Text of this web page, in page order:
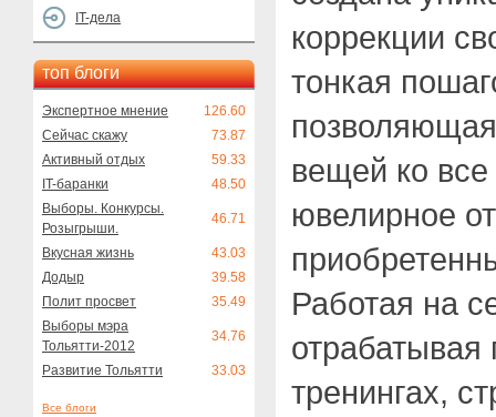
IT-дела
топ блоги
Экспертное мнение
126.60
Сейчас скажу
73.87
Активный отдых
59.33
IT-баранки
48.50
Выборы. Конкурсы.
Розыгрыши.
46.71
Вкусная жизнь
43.03
Додыр
39.58
Полит просвет
35.49
Выборы мэра
Тольятти-2012
34.76
Развитие Тольятти 33.03
Все блоги
коррекции
тонкая
вещей ко
ювелирное
Работая на
тренингах,